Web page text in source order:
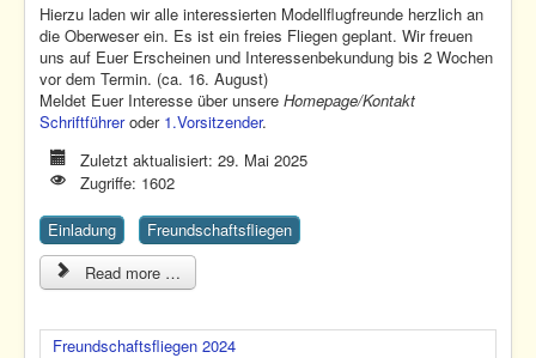
Hierzu laden wir alle interessierten Modellflugfreunde herzlich an
die Oberweser ein. Es ist ein freies Fliegen geplant. Wir freuen
uns auf Euer Erscheinen und Interessenbekundung bis 2 Wochen
vor dem Termin. (ca. 16. August)
Meldet Euer Interesse über unsere Homepage/Kontakt
Schriftführeroder 1.Vorsitzender.
Zuletzt aktualisiert: 29. Mai 2025
Zugriffe: 1602
Einladung
Freundschaftsfliegen
Read more …
Freundschaftsfliegen 2024